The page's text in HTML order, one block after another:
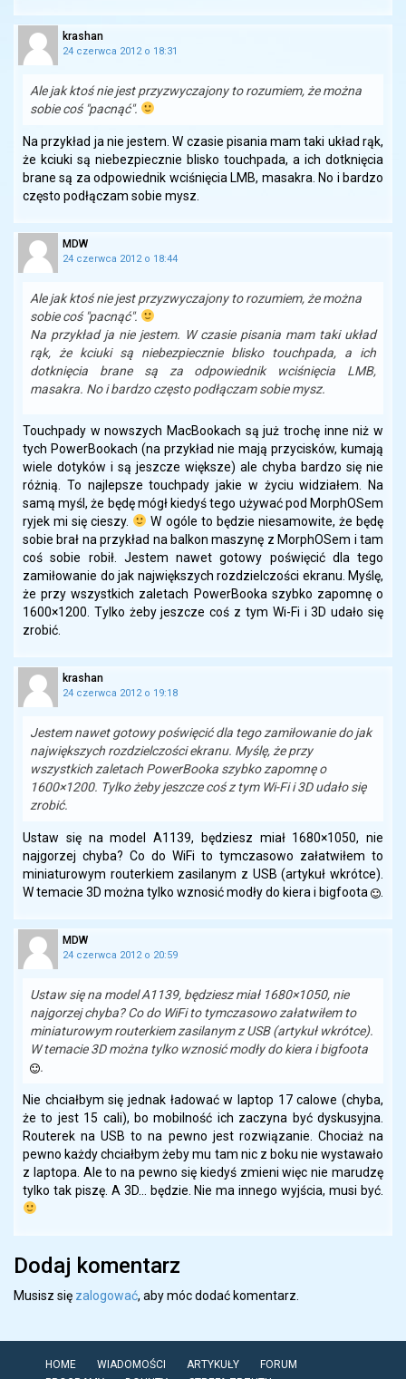
krashan
24 czerwca 2012 o 18:31
Ale jak ktoś nie jest przyzwyczajony to rozumiem, że można
sobie coś "pacnąć".
Na przykład ja nie jestem. W czasie pisania mam taki układ rąk,
że kciuki są niebezpiecznie blisko touchpada, a ich dotknięcia
brane są za odpowiednik wciśnięcia LMB, masakra. No i bardzo
często podłączam sobie mysz.
MDW
24 czerwca 2012 o 18:44
Ale jak ktoś nie jest przyzwyczajony to rozumiem, że można
sobie coś "pacnąć".
Na przykład ja nie jestem. W czasie pisania mam taki układ
rąk, że kciuki są niebezpiecznie blisko touchpada, a ich
dotknięcia brane są za odpowiednik wciśnięcia LMB,
masakra. No i bardzo często podłączam sobie mysz.
Touchpady w nowszych MacBookach są już trochę inne niż w
tych PowerBookach (na przykład nie mają przycisków, kumają
wiele dotyków i są jeszcze większe) ale chyba bardzo się nie
różnią. To najlepsze touchpady jakie w życiu widziałem. Na
samą myśl, że będę mógł kiedyś tego używać pod MorphOSem
ryjek mi się cieszy.
W ogóle to będzie niesamowite, że będę
sobie brał na przykład na balkon maszynę z MorphOSem i tam
coś sobie robił. Jestem nawet gotowy poświęcić dla tego
zamiłowanie do jak największych rozdzielczości ekranu. Myślę,
że przy wszystkich zaletach PowerBooka szybko zapomnę o
1600×1200. Tylko żeby jeszcze coś z tym Wi-Fi i 3D udało się
zrobić.
krashan
24 czerwca 2012 o 19:18
Jestem nawet gotowy poświęcić dla tego zamiłowanie do jak
największych rozdzielczości ekranu. Myślę, że przy
wszystkich zaletach PowerBooka szybko zapomnę o
1600×1200. Tylko żeby jeszcze coś z tym Wi-Fi i 3D udało się
zrobić.
Ustaw się na model A1139, będziesz miał 1680×1050, nie
najgorzej chyba? Co do WiFi to tymczasowo załatwiłem to
miniaturowym routerkiem zasilanym z USB (artykuł wkrótce).
W temacie 3D można tylko wznosić modły do kiera i bigfoota
MDW
24 czerwca 2012 o 20:59
Ustaw się na model A1139, będziesz miał 1680×1050, nie
najgorzej chyba? Co do WiFi to tymczasowo załatwiłem to
miniaturowym routerkiem zasilanym z USB (artykuł wkrótce).
W temacie 3D można tylko wznosić modły do kiera i bigfoota
.
Nie chciałbym się jednak ładować w laptop 17 calowe (chyba,
że to jest 15 cali), bo mobilność ich zaczyna być dyskusyjna.
Routerek na USB to na pewno jest rozwiązanie. Chociaż na
pewno każdy chciałbym żeby mu tam nic z boku nie wystawało
z laptopa. Ale to na pewno się kiedyś zmieni więc nie marudzę
tylko tak piszę. A 3D… będzie. Nie ma innego wyjścia, musi być.
Dodaj komentarz
Musisz się zalogować, aby móc dodać komentarz.
HOME WIADOMOŚCI ARTYKUŁY
FORUM